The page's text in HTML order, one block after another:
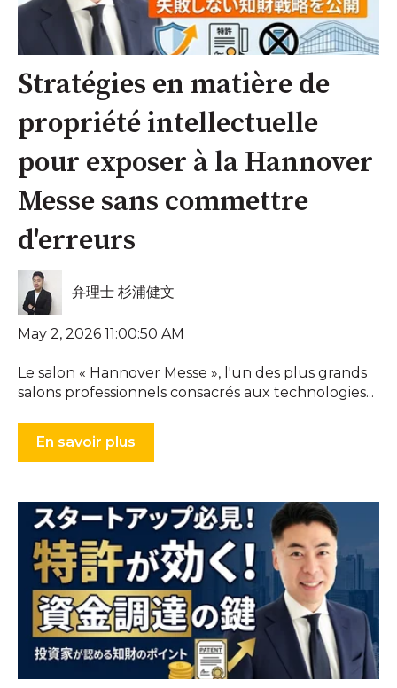
Stratégies en matière de
propriété intellectuelle
pour exposer à la Hannover
Messe sans commettre
d'erreurs
弁理士 杉浦健文
May 2, 2026 11:00:50 AM
Le salon « Hannover Messe », l'un des plus grands
salons professionnels consacrés aux technologies...
En savoir plus